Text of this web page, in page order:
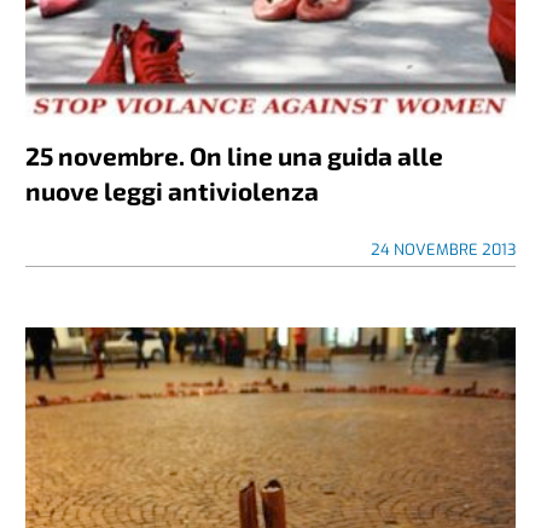
25 novembre. On line una guida alle
nuove leggi antiviolenza
24 NOVEMBRE 2013